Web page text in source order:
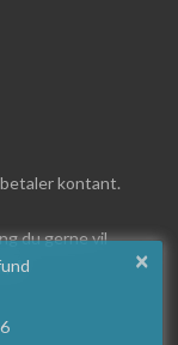
kontant.
du gerne vil
på
×